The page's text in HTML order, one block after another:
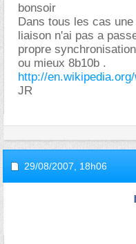
bonsoir
Dans tous les cas
liaison n'ai pas a
propre
ou mieux 8b10b .
http://
JR
29/08/2007, 18h06